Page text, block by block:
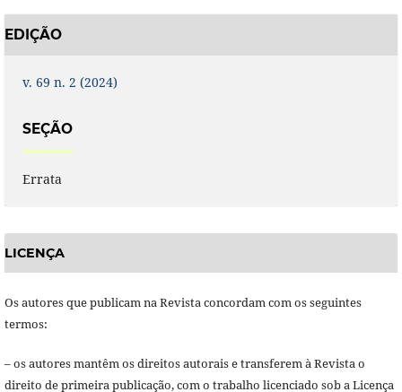
EDIÇÃO
v. 69 n. 2 (2024)
SEÇÃO
Errata
LICENÇA
Os autores que publicam na Revista concordam com os seguintes
termos:
– os autores mantêm os direitos autorais e transferem à Revista o
direito de primeira publicação, com o trabalho licenciado sob a Licença